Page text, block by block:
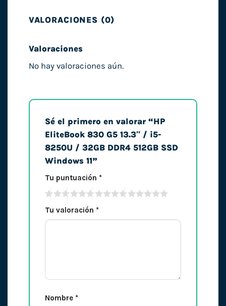
VALORACIONES (0)
Valoraciones
No hay valoraciones aún.
Sé el primero en valorar “HP
EliteBook 830 G5 13.3″ / i5-
8250U / 32GB DDR4 512GB SSD
Windows 11”
Tu puntuación *
Tu valoración *
Nombre *